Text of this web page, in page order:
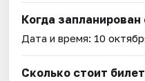
Когда запланирован
Дата и время: 10
Сколько стоит